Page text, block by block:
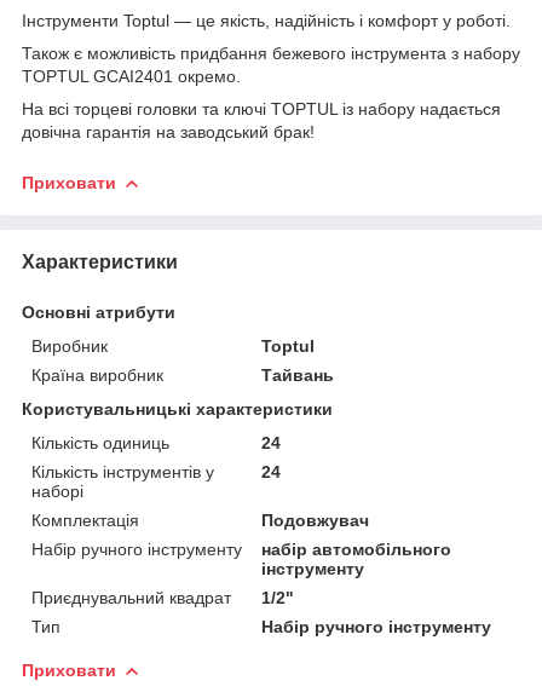
Інструменти Toptul — це якість, надійність і комфорт у роботі.
Також є можливість придбання бежевого інструмента з набору
TOPTUL GCAI2401 окремо.
На всі торцеві головки та ключі TOPTUL із набору надається
довічна гарантія на заводський брак!
Приховати
Характеристики
Основні атрибути
Виробник
Toptul
Країна виробник
Тайвань
Користувальницькі характеристики
Кількість одиниць
24
Кількість інструментів у
наборі
24
Комплектація
Подовжувач
Набір ручного інструменту
набір автомобільного
інструменту
Приєднувальний квадрат
1/2"
Тип
Набір ручного інструменту
Приховати